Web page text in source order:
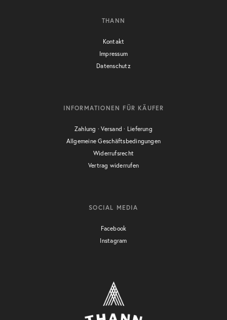
THANN
Kontakt
Impressum
Datenschutz
INFORMATIONEN FÜR KÄUFER
Zahlung · Versand · Lieferung
Allgemeine Geschäftsbedingungen
Widerrufsrecht
Vertrag widerrufen
SOCIAL MEDIA
Facebook
Instagram